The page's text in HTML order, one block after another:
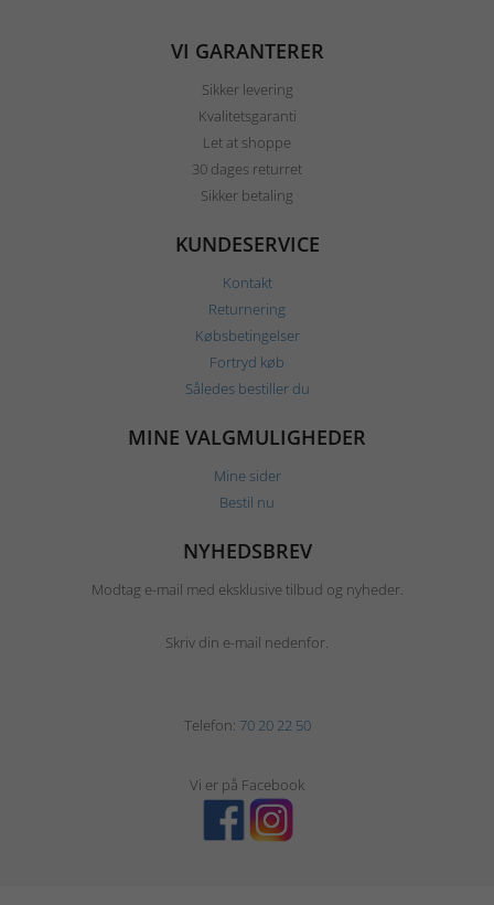
VI GARANTERER
Sikker levering
Kvalitetsgaranti
Let at shoppe
30 dages returret
Sikker betaling
KUNDESERVICE
Kontakt
Returnering
Købsbetingelser
Fortryd køb
Således bestiller du
MINE VALGMULIGHEDER
Mine sider
Bestil nu
NYHEDSBREV
Modtag e-mail med eksklusive tilbud og nyheder.
Skriv din e-mail nedenfor.
Telefon: 70 20 22 50
Vi er på Facebook